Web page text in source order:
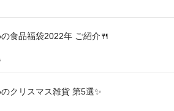
食品福袋2022年 ご紹介🍴
クリスマス雑貨 第5選✨